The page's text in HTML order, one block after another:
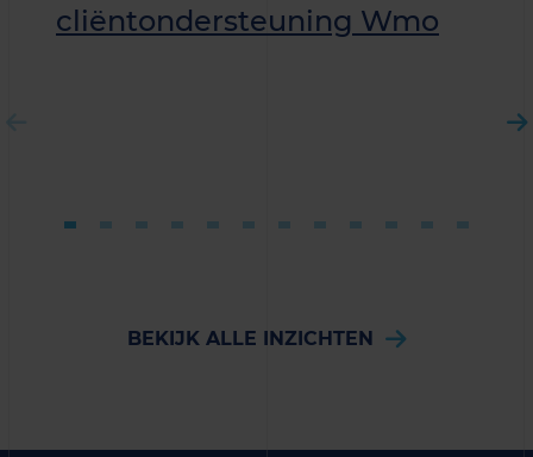
cliëntondersteuning Wmo
BEKIJK ALLE INZICHTEN